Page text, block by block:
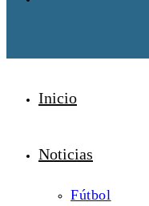
Inicio
Noticias
Fútbol